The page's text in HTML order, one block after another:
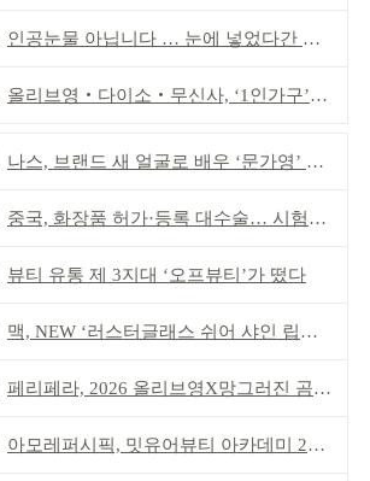
인공눈물 아닙니다 … 눈에 넣었다간 각막 손상
올리브영‧다이소‧무신사, ‘1인가구’가 이끈다
나스, 브랜드 새 얼굴로 배우 ‘문가영’ 발탁
중국, 화장품 허가·등록 대수술… 시험자료 공용 허용
뷰티 유통 제 3지대 ‘오프뷰티’가 떴다
맥, NEW ‘러스터글래스 쉬어 샤인 립스틱’ 출시
페리페라, 2026 올리브영X망그러진 곰 콜라보
아모레퍼시픽, 밋유어뷰티 아카데미 2기 발대식